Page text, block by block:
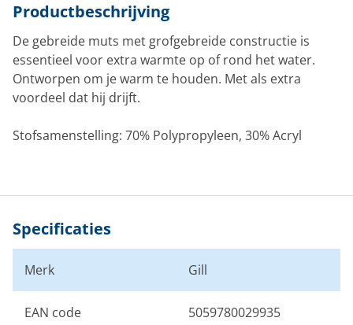
Productbeschrijving
De gebreide muts met grofgebreide constructie is
essentieel voor extra warmte op of rond het water.
Ontworpen om je warm te houden. Met als extra
voordeel dat hij drijft.
Stofsamenstelling: 70% Polypropyleen, 30% Acryl
Specificaties
Merk Gill
EAN code 5059780029935